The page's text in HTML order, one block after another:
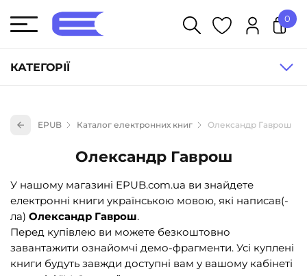
КАТЕГОРІЇ
Книги для дітей (836)
Книги для підлітків (240)
Науково-популярна література (1015)
Навчальна література та посібники (527)
Енциклопедії, довідники, словники (55)
Подарункові сертифікати (1)
0
EPUB Каталог електронних книг Олександр Гаврош
Олександр Гаврош
У нашому магазині EPUB.com.ua ви знайдете
електронні книги українською мовою, які написав(-
ла) Олександр Гаврош.
Перед купівлею ви можете безкоштовно
завантажити ознайомчі демо-фрагменти. Усі куплені
книги будуть завжди доступні вам у вашому кабінеті